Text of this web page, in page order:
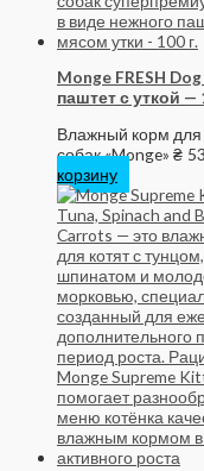
Monge FRESH
паштет с уткой —
Влажный корм для
собак «Monge» ₴
корзину